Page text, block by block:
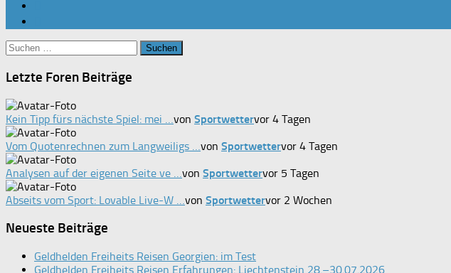
Suchen
nach:
Letzte Foren Beiträge
Kein Tipp fürs nächste Spiel: mei … von Sportwettervor 4 Tagen
Vom Quotenrechnen zum Langweiligs … von Sportwettervor 4 Tagen
Analysen auf der eigenen Seite ve … von Sportwettervor 5 Tagen
Abseits vom Sport: Lovable Live-W … von Sportwettervor 2 Wochen
Neueste Beiträge
Geldhelden Freiheits Reisen Georgien: im Test
Geldhelden Freiheits Reisen Erfahrungen: Liechtenstein 28.–30.07.2026